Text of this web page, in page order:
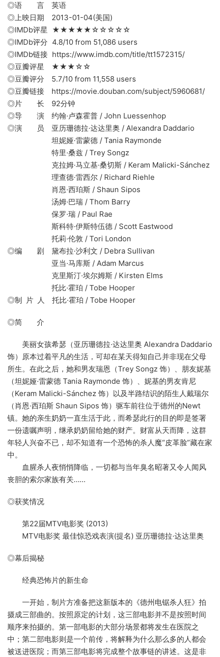
◎语 言 英语
◎上映日期 2013-01-04(美国)
◎IMDb评星 ★★★★★☆☆☆☆☆
◎IMDb评分 4.8/10 from 51,086 users
◎IMDb链接 https://www.imdb.com/title/tt1572315/
◎豆瓣评星 ★★★☆☆
◎豆瓣评分 5.7/10 from 11,558 users
◎豆瓣链接 https://movie.douban.com/subject/5960681/
◎片 长 92分钟
◎导 演 约翰·卢森霍普 / John Luessenhop
◎演 员 亚历珊德拉·达达里奥 / Alexandra Daddario
坦妮娅·雷蒙德 / Tania Raymonde
特里·桑兹 / Trey Songz
克拉姆·马立基·桑切斯 / Keram Malicki-Sánchez
理查德·雷西尔 / Richard Riehle
肖恩·西珀斯 / Shaun Sipos
汤姆·巴瑞 / Thom Barry
保罗·瑞 / Paul Rae
斯科特·伊斯特伍德 / Scott Eastwood
托莉·伦敦 / Tori London
◎编 剧 黛布拉·沙利文 / Debra Sullivan
亚当·马库斯 / Adam Marcus
克里斯汀·埃尔姆斯 / Kirsten Elms
托比·霍珀 / Tobe Hooper
◎制 片 人 托比·霍珀 / Tobe Hooper
◎简 介
美丽女孩希瑟（亚历珊德拉·达达里奥 Alexandra Daddario
饰）原本过着平凡的生活，可却在某天得知自己并非现在父母
所生。在此之后，她和男友瑞恩（Trey Songz 饰）、朋友妮基
（坦妮娅·雷蒙德 Tania Raymonde 饰）、妮基的男友肯尼
（Keram Malicki-Sánchez 饰）以及半路结识的陌生人戴瑞尔
（肖恩·西珀斯 Shaun Sipos 饰）驱车前往位于德州的Newt
镇。她的亲生奶奶一直生活于此，而希瑟此行的目的即是签署
一份遗嘱声明，继承奶奶留给她的财产。财富从天而降，这群
年轻人兴奋不已，却不知道有一个恐怖的杀人魔“皮革脸”藏在家
中。
血腥杀人夜悄悄降临，一切都与当年臭名昭著又令人闻风
丧胆的索尔家族有关……
◎获奖情况
第22届MTV电影奖 (2013)
MTV电影奖 最佳惊恐戏表演(提名) 亚历珊德拉·达达里奥
◎幕后揭秘
经典恐怖片的新生命
一开始，制片方准备把这新版本的《德州电锯杀人狂》拍
摄成三部曲的。按照原定的计划，这三部电影并不是按照时间
顺序来拍摄的。第一部电影的大部分场景都将发生在医院之
中；第二部电影则是一个前传，将解释为什么那么多的人都会
被送进医院；而第三部电影将完成整个故事链的讲述。这是非